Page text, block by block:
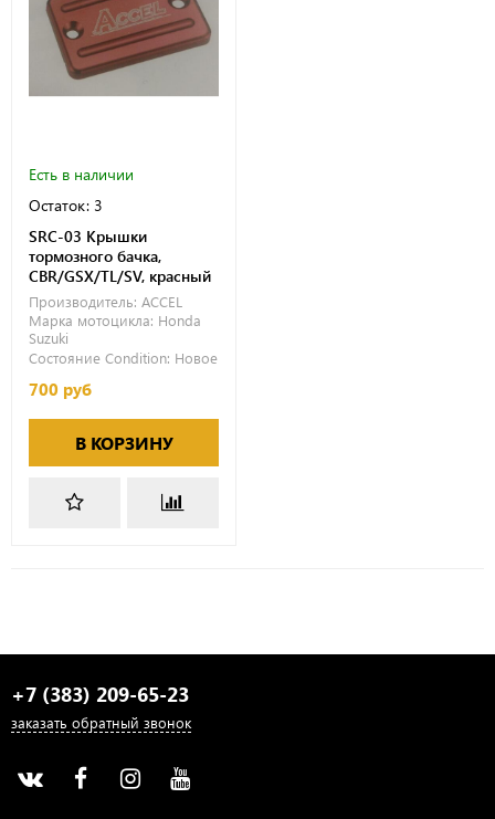
Есть в наличии
Остаток: 3
SRC-03 Крышки
тормозного бачка,
CBR/GSX/TL/SV, красный
Производитель: ACCEL
Марка мотоцикла: Honda
Suzuki
Состояние Condition: Новое
700 руб
В КОРЗИНУ
+7 (383) 209-65-23
заказать обратный звонок